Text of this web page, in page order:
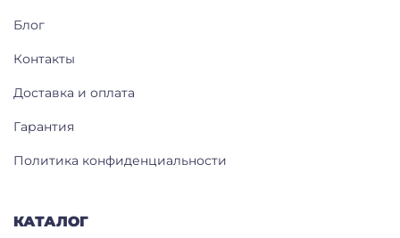
КАТАЛОГ
Блог
Контакты
Доставка и оплата
Гарантия
Политика конфиденциальности